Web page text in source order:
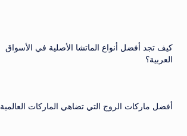
كيف تجد أفضل أنواع الماتشا الأصلية في الأسواق
العربية؟
أفضل ماركات الروج التي تضاهي الماركات العالمية